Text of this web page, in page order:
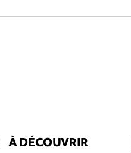
À DÉCOUVRIR